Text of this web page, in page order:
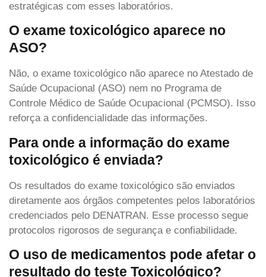
estratégicas com esses laboratórios.
O exame toxicológico aparece no
ASO?
Não, o exame toxicológico não aparece no Atestado de
Saúde Ocupacional (ASO) nem no Programa de
Controle Médico de Saúde Ocupacional (PCMSO). Isso
reforça a confidencialidade das informações.
Para onde a informação do exame
toxicológico é enviada?
Os resultados do exame toxicológico são enviados
diretamente aos órgãos competentes pelos laboratórios
credenciados pelo DENATRAN. Esse processo segue
protocolos rigorosos de segurança e confiabilidade.
O uso de medicamentos pode afetar o
resultado do teste Toxicológico?